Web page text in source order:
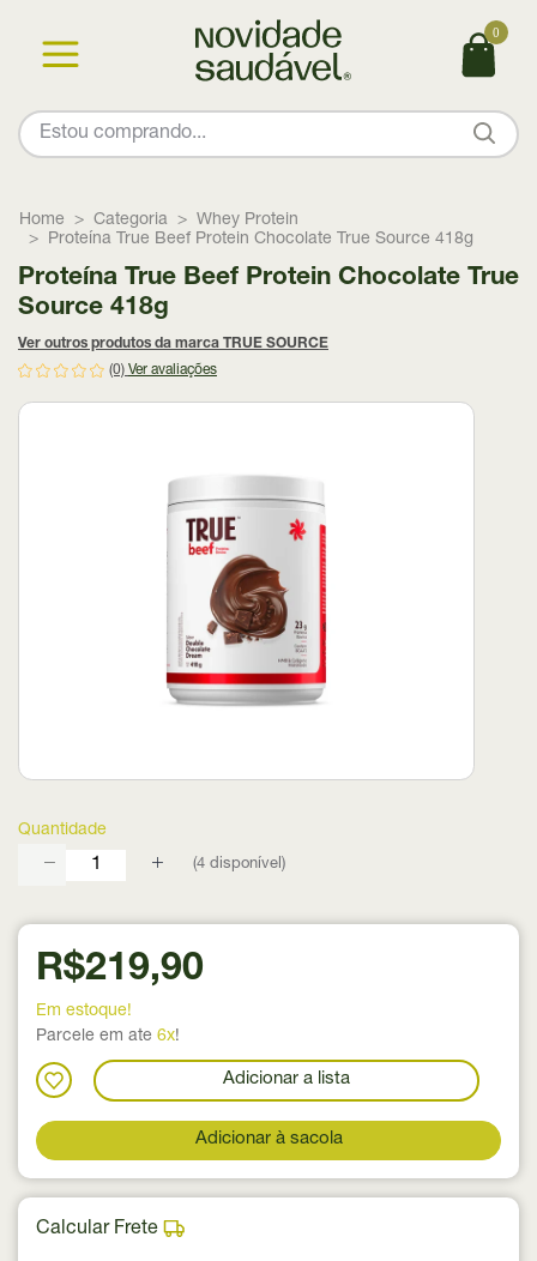
0
Home Categoria
Whey Protein
Proteína True Beef Protein Chocolate True Source 418g
Quantidade
(4 disponível)
Proteína True Beef Protein Chocolate True
Source 418g
Ver outros produtos da marca TRUE SOURCE
(0) Ver avaliações
R$219,90
Em estoque!
Parcele em ate 6x!
Adicionar a lista
Adicionar à sacola
Calcular Frete